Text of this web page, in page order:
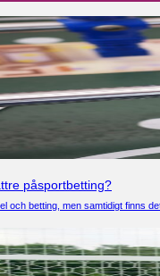
påsportbetting?
och betting, men samtidigt finns